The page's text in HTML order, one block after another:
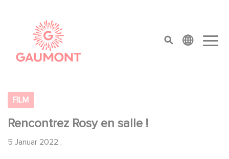
top menu
FILM
Rencontrez Rosy en salle !
5 Januar 2022 ,